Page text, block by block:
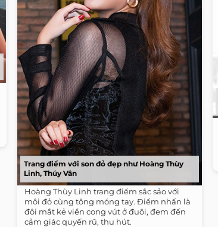
Trang điểm với son đỏ đẹp như Hoàng Thùy
Linh, Thúy Vân
Hoàng Thùy Linh trang điểm sắc sảo với
môi đỏ cùng tông móng tay. Điểm nhấn là
đôi mắt kẻ viền cong vút ở đuôi, đem đến
cảm giác quyến rũ, thu hút.